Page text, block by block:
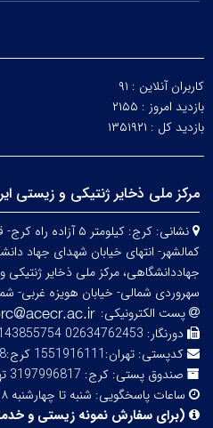
کاربران آنلاین : ۹۱
بازدید امروز : ۲۱۵۵
بازدید کل : ۱۳۵۱۹۲۱
مرکز ملی ذخایر ژنتیکی و زیستی
نشانی:
کرج: کیلومتر ۵
کمالشهر- انتهای خیابان شهدای جهاد
جهاددانشگاهی، مرکز ملی ذخایر ژنتیکی
سهروردی شمالی- خیابان هویزه غربی-
پست الکترونیکی:
دورنگار: 02634762453 02143855754
کدپستی: تهران:1551916111 کرج:3365166518
صندوق پستی: کرج: 3197996817 تهران:15855-161
ساعات پاسخگویی: شنبه تا چهارشنبه ۸ تا ۱۵
(برای سفارش نمونه زیستی و